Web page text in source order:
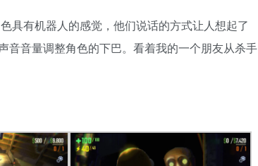
具有机器人的感觉，他们说话的方式让人想起了
音音量调整角色的下巴。看着我的一个朋友从杀手